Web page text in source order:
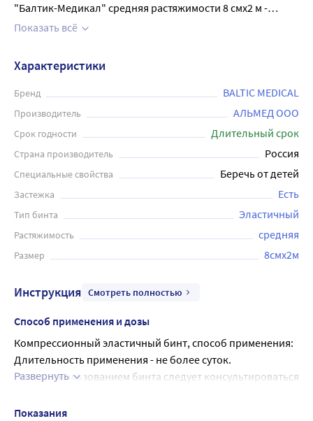
"Балтик-Медикал" средняя растяжимости 8 смх2 м -
применяется для лечения и профилактики варикозного
предотвращения образования гематом в
послеоперационный период , для фиксации суставов
верхних и нижних конечностей при вывихах и
растяжениях, для профилактики и лечения спортивных
благодаря которому с телом соприкасаются только
волокна хлопка. Специальная гофрированная
поверхность предотвращает соскальзывание, придает
стабильность повязке и оказывает микромассажное
действие. Край бинта закреплен во избежание
повторного использования после стирки.
Показать всё
Характеристики
Бренд BALTIC MEDICAL
Производитель АЛЬМЕД ООО
Срок годности Длительный срок
Страна производитель Россия
Специальные свойства Беречь от детей
Застежка Есть
Тип бинта Эластичный
Растяжимость средняя
Размер 8смx2м
Инструкция Смотреть полностью
Способ применения и дозы
Компрессионный эластичный бинт, способ применения:
Длительность применения - не более суток.
Перед использованием бинта следует консультироваться
накладывания бинта и продолжительности его ношения.
Развернуть
Показания